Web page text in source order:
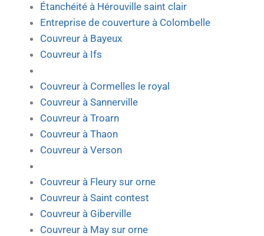
Étanchéité à Hérouville saint clair
Entreprise de couverture à Colombelle
Couvreur à Bayeux
Couvreur à Ifs
Couvreur à Cormelles le royal
Couvreur à Sannerville
Couvreur à Troarn
Couvreur à Thaon
Couvreur à Verson
Couvreur à Fleury sur orne
Couvreur à Saint contest
Couvreur à Giberville
Couvreur à May sur orne